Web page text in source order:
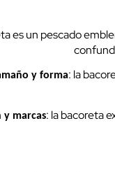
es un pescado
y forma: la
y marcas: la bacoreta